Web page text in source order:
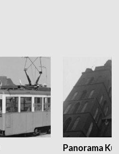
Panorama